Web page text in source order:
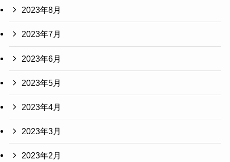
2023年8月
2023年7月
2023年6月
2023年5月
2023年4月
2023年3月
2023年2月